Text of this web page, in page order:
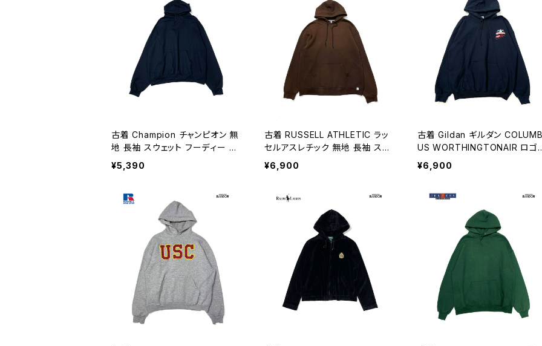
古着 Champion チャンピオン 無
地 長袖 スウェット フーディー パ
ーカー 紺 (ttu2603023)
¥5,390
古着 RUSSELL ATHLETIC ラッ
セルアスレチック 無地 長袖 スウ
ェット フーディー パーカー 茶 (tt
u2512050)
¥6,900
古着 Gildan ギルダン COLUMB
US WORTHINGTONAIR ロゴ
長袖 裏起毛 スウェット フーディ
ー パーカー 紺 (ttu2601145)
¥6,900